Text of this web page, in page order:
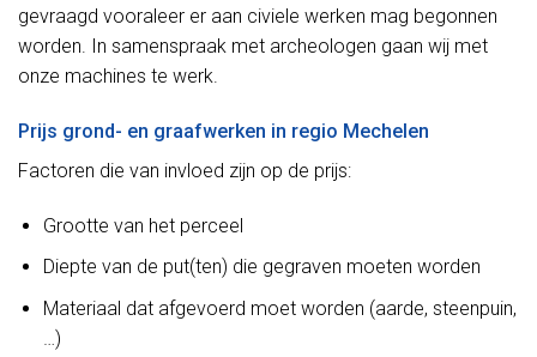
gevraagd vooraleer er aan civiele werken mag begonnen
worden. In samenspraak met archeologen gaan wij met
onze machines te werk.
Prijs grond- en graafwerken in regio Mechelen
Factoren die van invloed zijn op de prijs:
Grootte van het perceel
Diepte van de put(ten) die gegraven moeten worden
Materiaal dat afgevoerd moet worden (aarde, steenpuin,
…)